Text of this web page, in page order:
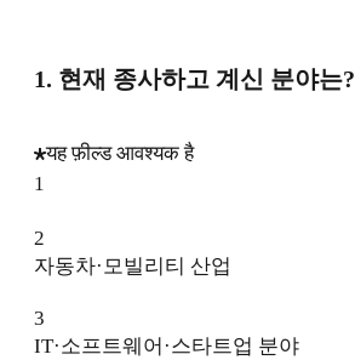
1. 현재 종사하고 계신 분야는?
यह फ़ील्ड आवश्यक है
1
2
자동차·모빌리티 산업
3
IT·소프트웨어·스타트업 분야